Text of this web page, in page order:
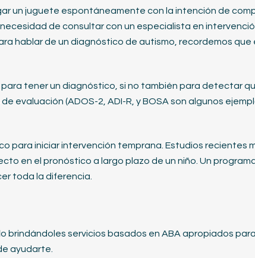
un juguete espontáneamente con la intención de
de consultar con un especialista en
hablar de un diagnóstico de autismo, recordemos
tener un diagnóstico, si no también para detectar
evaluación (ADOS-2, ADI-R, y BOSA son algunos
para iniciar intervención temprana. Estudios recientes
en el pronóstico a largo plazo de un niño. Un
toda la diferencia.
brindándoles servicios basados en ABA apropiados
ayudarte.